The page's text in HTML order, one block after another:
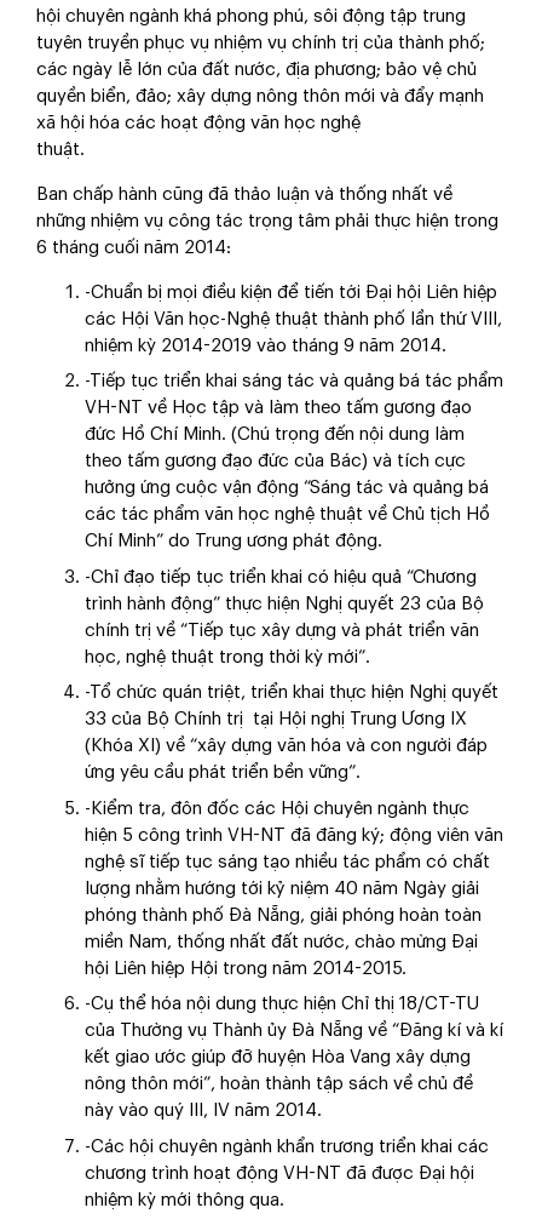
hội chuyên ngành khá phong phú, sôi động tập trung
tuyên truyền phục vụ nhiệm vụ chính trị của thành phố;
các ngày lễ lớn của đất nước, địa phương; bảo vệ chủ
quyền biển, đảo; xây dựng nông thôn mới và đẩy mạnh
xã hội hóa các hoạt động văn học nghệ
thuật.
Ban chấp hành cũng đã thảo luận và thống nhất về
những nhiệm vụ công tác trọng tâm phải thực hiện trong
6 tháng cuối năm 2014:
-Chuẩn bị mọi điều kiện để tiến tới Đại hội Liên hiệp
các Hội Văn học-Nghệ thuật thành phố lần thứ VIII,
nhiệm kỳ 2014-2019 vào tháng 9 năm 2014.
-Tiếp tục triển khai sáng tác và quảng bá tác phẩm
VH-NT về Học tập và làm theo tấm gương đạo
đức Hồ Chí Minh. (Chú trọng đến nội dung làm
theo tấm gương đạo đức của Bác) và tích cực
hưởng ứng cuộc vận động “Sáng tác và quảng bá
các tác phẩm văn học nghệ thuật về Chủ tịch Hồ
Chí Minh” do Trung ương phát động.
-Chỉ đạo tiếp tục triển khai có hiệu quả “Chương
trình hành động” thực hiện Nghị quyết 23 của Bộ
chính trị về “Tiếp tục xây dựng và phát triển văn
học, nghệ thuật trong thời kỳ mới”.
-Tổ chức quán triệt, triển khai thực hiện Nghị quyết
33 của Bộ Chính trị tại Hội nghị Trung Ương IX
(Khóa XI) về “xây dựng văn hóa và con người đáp
ứng yêu cầu phát triển bền vững”.
-Kiểm tra, đôn đốc các Hội chuyên ngành thực
hiện 5 công trình VH-NT đã đăng ký; động viên văn
nghệ sĩ tiếp tục sáng tạo nhiều tác phẩm có chất
lượng nhằm hướng tới kỷ niệm 40 năm Ngày giải
phóng thành phố Đà Nẵng, giải phóng hoàn toàn
miền Nam, thống nhất đất nước, chào mừng Đại
hội Liên hiệp Hội trong năm 2014-2015.
-Cụ thể hóa nội dung thực hiện Chỉ thị 18/CT-TU
của Thường vụ Thành ủy Đà Nẵng về “Đăng kí và kí
kết giao ước giúp đỡ huyện Hòa Vang xây dựng
nông thôn mới”, hoàn thành tập sách về chủ đề
này vào quý III, IV năm 2014.
-Các hội chuyên ngành khẩn trương triển khai các
chương trình hoạt động VH-NT đã được Đại hội
nhiệm kỳ mới thông qua.